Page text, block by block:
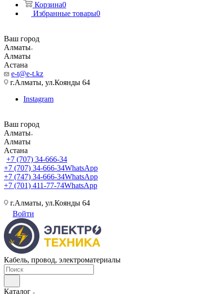
Корзина0
Избранные товары0
Ваш город
Алматы
Алматы
Астана
e-t@e-t.kz
г.Алматы, ул.Коянды 64
Instagram
Ваш город
Алматы
Алматы
Астана
+7 (707) 34-666-34
+7 (707) 34-666-34WhatsApp
+7 (747) 34-666-34WhatsApp
+7 (701) 411-77-74WhatsApp
г.Алматы, ул.Коянды 64
Войти
Кабель, провод, электроматериалы
Каталог